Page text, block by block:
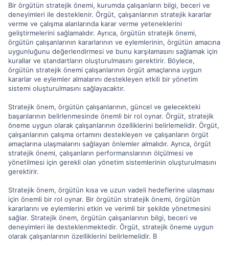
Bir örgütün stratejik önemi, kurumda çalışanların bilgi, beceri ve
deneyimleri ile desteklenir. Örgüt, çalışanlarının stratejik kararlar
verme ve çalışma alanlarında karar verme yeteneklerini
geliştirmelerini sağlamalıdır. Ayrıca, örgütün stratejik önemi,
örgütün çalışanlarının kararlarının ve eylemlerinin, örgütün amacına
uygunluğunu değerlendirmesi ve bunu karşılamasını sağlamak için
kurallar ve standartların oluşturulmasını gerektirir. Böylece,
örgütün stratejik önemi çalışanlarının örgüt amaçlarına uygun
kararlar ve eylemler almalarını destekleyen etkili bir yönetim
sistemi oluşturulmasını sağlayacaktır.
Stratejik önem, örgütün çalışanlarının, güncel ve gelecekteki
başarılarının belirlenmesinde önemli bir rol oynar. Örgüt, stratejik
öneme uygun olarak çalışanlarının özelliklerini belirlemelidir. Örgüt,
çalışanlarının çalışma ortamını destekleyen ve çalışanların örgüt
amaçlarına ulaşmalarını sağlayan önlemler almalıdır. Ayrıca, örgüt
stratejik önemi, çalışanların performanslarının ölçülmesi ve
yönetilmesi için gerekli olan yönetim sistemlerinin oluşturulmasını
gerektirir.
Stratejik önem, örgütün kısa ve uzun vadeli hedeflerine ulaşması
için önemli bir rol oynar. Bir örgütün stratejik önemi, örgütün
kararlarını ve eylemlerini etkin ve verimli bir şekilde yönetmesini
sağlar. Stratejik önem, örgütün çalışanlarının bilgi, beceri ve
deneyimleri ile desteklenmektedir. Örgüt, stratejik öneme uygun
olarak çalışanlarının özelliklerini belirlemelidir. B